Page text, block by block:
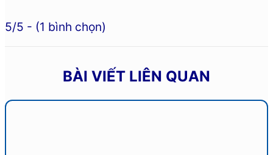
5/5 - (1 bình chọn)
BÀI VIẾT LIÊN QUAN